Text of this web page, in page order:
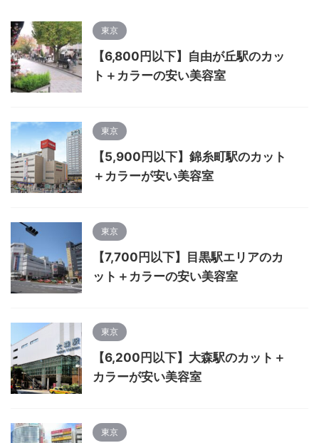
東京
【6,800円以下】自由が丘駅のカッ
ト＋カラーの安い美容室
東京
【5,900円以下】錦糸町駅のカット
＋カラーが安い美容室
東京
【7,700円以下】目黒駅エリアのカ
ット＋カラーの安い美容室
東京
【6,200円以下】大森駅のカット＋
カラーが安い美容室
東京